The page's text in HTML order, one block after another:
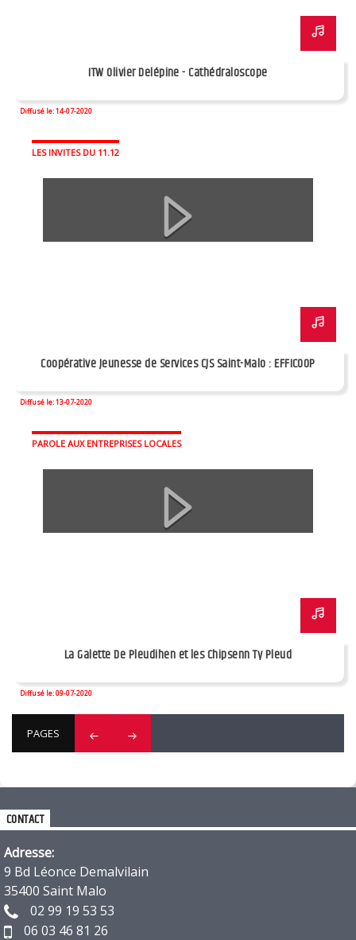
ITW Olivier Delépine - Cathédraloscope
Diffusé le: 14-07-2020
LES INVITES DU 11.12
Coopérative Jeunesse de Services CJS Saint-Malo : EFFICOOP
Diffusé le: 13-07-2020
PAROLE AUX ENTREPRISES LOCALES
La Galette De Pleudihen et les Chipsenn Ty Pleud
Diffusé le: 09-07-2020
PAGES
CONTACT
Adresse:
9 Bd Léonce Demalvilain
35400 Saint Malo
02 99 19 53 53
06 03 46 81 26